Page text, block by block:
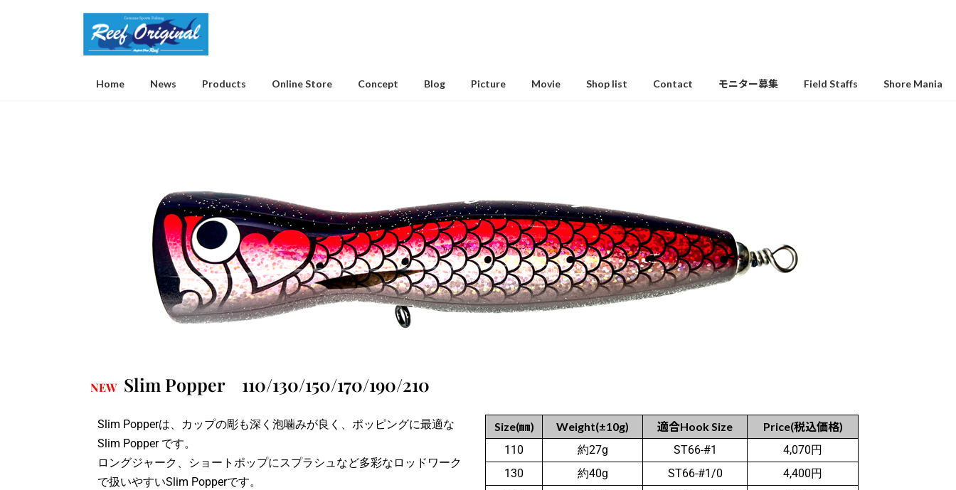
Home News Products Online Store Concept Blog Picture Movie Shop list Contact モニター募集 Field Staffs Shore Mania
NEW Slim Popper 110/130/150/170/190/210
Slim Popperは、カップの彫も深く泡噛みが良く、ポッピングに最適な
Slim Popper です。
ロングジャーク、ショートポップにスプラシュなど多彩なロッドワーク
で扱いやすいSlim Popperです。
Size(㎜) Weight(±10g) 適合Hook Size
Price(税込価格)
110
約27g ST66-#1
4,070円
130
約40g ST66-#1/0
4,400円